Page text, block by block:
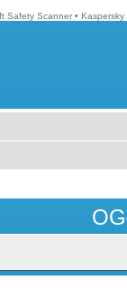
Safety Scanner • Kaspersky